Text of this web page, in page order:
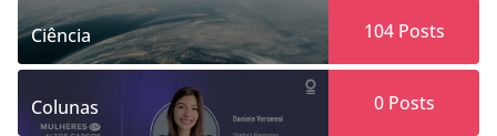
Ciência 104Posts
Colunas 0Posts